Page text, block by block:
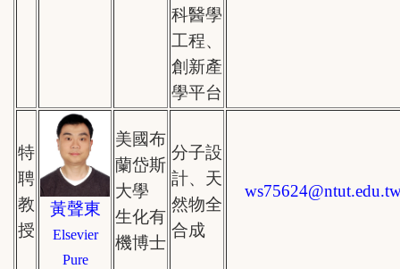
科醫學
工程、
創新產
學平台
特
聘
教
授
黃聲東
Elsevier
Pure
美國布
蘭岱斯
大學
生化有
機博士
分子設
計、天
然物全
合成
ws75624@